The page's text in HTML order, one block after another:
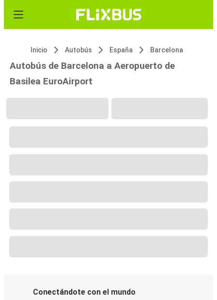
Inicio Autobús España Barcelona
Autobús de Barcelona a Aeropuerto de
Basilea EuroAirport
Conectándote con el mundo